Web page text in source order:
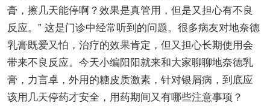
膏，擦几天能停啊？效果是真管用，但是又担心有不良
反应。” 这是门诊中经常听到的问题。很多病友对地奈德
乳膏既爱又怕，治疗的效果肯定，但又担心长期使用会
带来不良反应。今天小编阳阳就来和大家聊聊地奈德乳
膏，力言卓，外用的糖皮质激素，针对银屑病，到底应
该用几天停药才安全，用药期间又有哪些注意事项？